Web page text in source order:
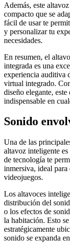
Además, este
compacto que se
fácil de usar te
y personalizar tu
necesidades.
En resumen, el
integrada es una
experiencia auditiva
virtual integrado.
diseño elegante,
indispensable en
Sonido
Una de las
altavoz inteligente
de tecnología te
inmersiva, ideal
videojuegos.
Los altavoces
distribución del
o los efectos de
la habitación. Esto
estratégicamente
sonido se expanda